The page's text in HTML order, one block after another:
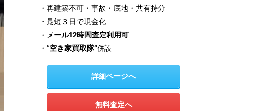
・再建築不可・事故・底地・共有持分
・最短３日で現金化
・ メール12時間査定利用可
・”空き家買取隊”併設
詳細ページへ
無料査定へ